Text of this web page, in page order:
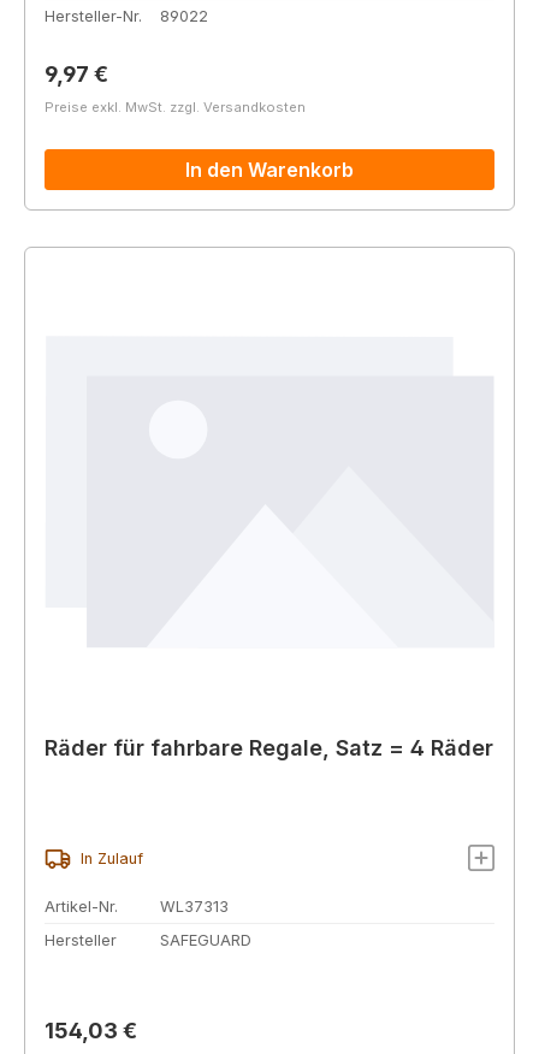
Hersteller-Nr.
89022
Regulärer Preis:
9,97 €
Preise exkl. MwSt. zzgl. Versandkosten
In den Warenkorb
Räder für fahrbare Regale, Satz = 4 Räder
In Zulauf
Artikel-Nr.
WL37313
Hersteller
SAFEGUARD
Regulärer Preis:
154,03 €